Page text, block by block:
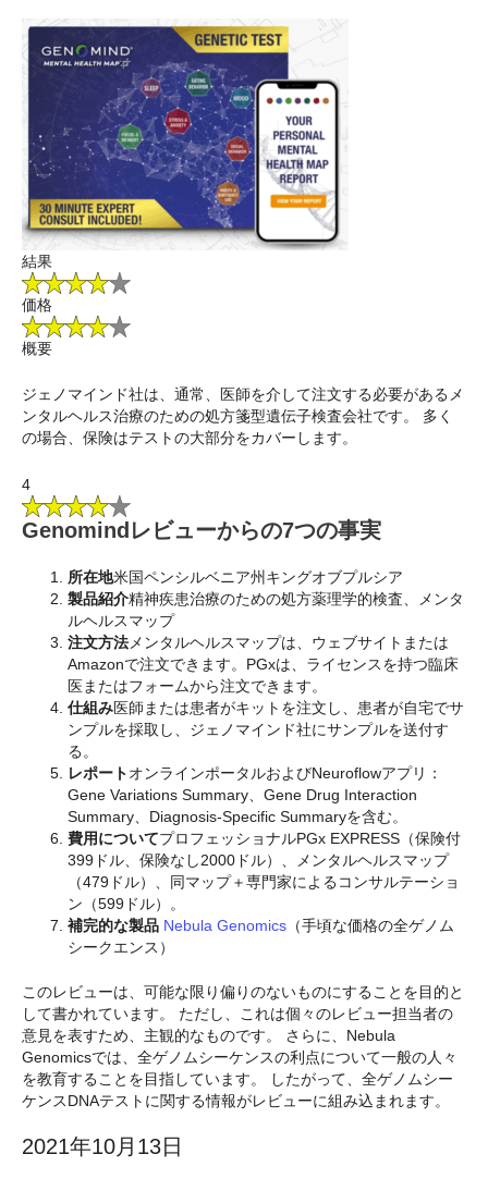
結果
価格
概要
ジェノマインド社は、通常、医師を介して注文する必要があるメ
ンタルヘルス治療のための処方箋型遺伝子検査会社です。 多く
の場合、保険はテストの大部分をカバーします。
4
Genomindレビューからの7つの事実
所在地米国ペンシルベニア州キングオブプルシア
製品紹介精神疾患治療のための処方薬理学的検査、メンタ
ルヘルスマップ
注文方法 メンタルヘルスマップは、ウェブサイトまたは
Amazonで注文できます。PGxは、ライセンスを持つ臨床
医またはフォームから注文できます。
仕組み医師または患者がキットを注文し、患者が自宅でサ
ンプルを採取し、ジェノマインド社にサンプルを送付す
る。
レポートオンラインポータルおよびNeuroflowアプリ：
Gene Variations Summary、Gene Drug Interaction
Summary、Diagnosis-Specific Summaryを含む。
費用についてプロフェッショナルPGx EXPRESS（保険付
399ドル、保険なし2000ドル）、メンタルヘルスマップ
（479ドル）、同マップ＋専門家によるコンサルテーショ
ン（599ドル）。
補完的な製品 Nebula Genomics （手頃な価格の全ゲノム
シークエンス）
このレビューは、可能な限り偏りのないものにすることを目的と
して書かれています。 ただし、これは個々のレビュー担当者の
意見を表すため、主観的なものです。 さらに、Nebula
Genomicsでは、全ゲノムシーケンスの利点について一般の人々
を教育することを目指しています。 したがって、全ゲノムシー
ケンスDNAテストに関する情報がレビューに組み込まれます。
2021年10月13日